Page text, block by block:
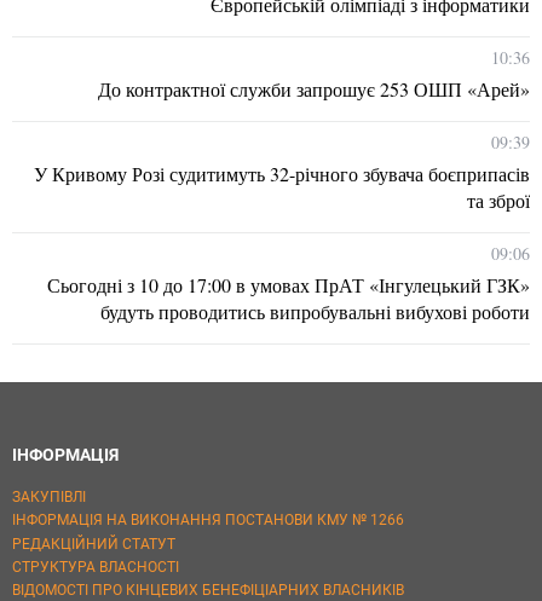
10:36
До контрактної служби запрошує 253 ОШП «Арей»
09:39
У Кривому Розі судитимуть 32-річного збувача боєприпасів
та зброї
09:06
Сьогодні з 10 до 17:00 в умовах ПрАТ «Інгулецький ГЗК»
будуть проводитись випробувальні вибухові роботи
ІНФОРМАЦІЯ
ЗАКУПІВЛІ
ІНФОРМАЦІЯ НА ВИКОНАННЯ ПОСТАНОВИ КМУ № 1266
РЕДАКЦІЙНИЙ СТАТУТ
СТРУКТУРА ВЛАСНОСТІ
ВІДОМОСТІ ПРО КІНЦЕВИХ БЕНЕФІЦІАРНИХ ВЛАСНИКІВ